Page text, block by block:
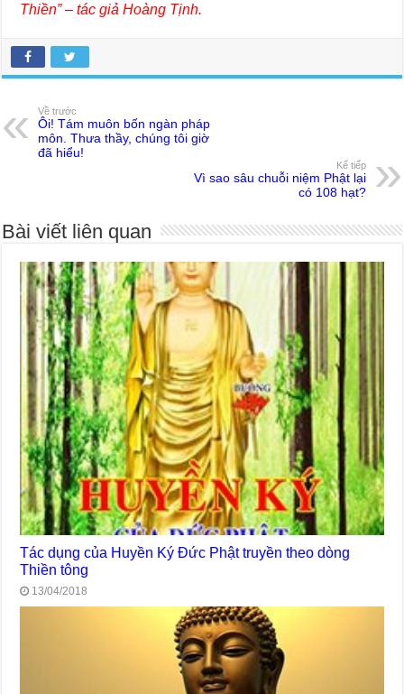
Thiền” – tác giả Hoàng Tịnh.
Về trước
Ôi! Tám muôn bốn ngàn pháp
môn. Thưa thầy, chúng tôi giờ
đã hiểu!
Kế tiếp
Vì sao sâu chuỗi niệm Phật lại
có 108 hạt?
Bài viết liên quan
Tác dụng của Huyền Ký Đức Phật truyền theo dòng
Thiền tông
13/04/2018